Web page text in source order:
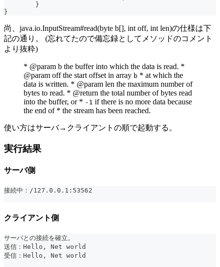
	}
}
尚、java.io.InputStream#read(byte b[], int off, int len)の仕様は下
記の通り。 (忘れてたので備忘録としてメソッドのコメント
より抜粋)
* @param b the buffer into which the data is read. *
@param off the start offset in array b * at which the
data is written. * @param len the maximum number of
bytes to read. * @return the total number of bytes read
into the buffer, or * -1 if there is no more data because
the end of * the stream has been reached.
使い方はサーバ→クライアントの順で起動する。
実行結果
サーバ側
接続中：/127.0.0.1:53562
クライアント側
サーバとの接続を確立。
送信：Hello, Net world
受信：Hello, Net world